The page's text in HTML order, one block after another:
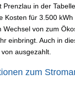
Prenzlau in der
Kosten für 3.500
Wechsel von zum
einbringt. Auch in
ausgezahlt.
zum